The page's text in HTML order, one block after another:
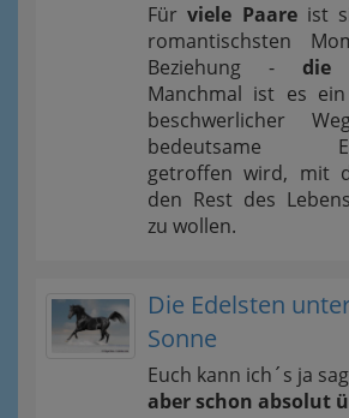
Fürviele Paareist
romantischsten
Beziehung - die
Manchmal ist es
beschwerlicher
bedeutsame
getroffen wird, mit
den Rest des
zu wollen.
Die Edelsten
Sonne
Euch kann ich´s ja
aber schon absolut